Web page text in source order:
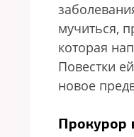
мучиться,
которая
Повестки
новое
Прокурор